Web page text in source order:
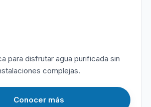
para disfrutar agua purificada sin
complejas.
Conocer más